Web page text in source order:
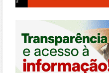
https://